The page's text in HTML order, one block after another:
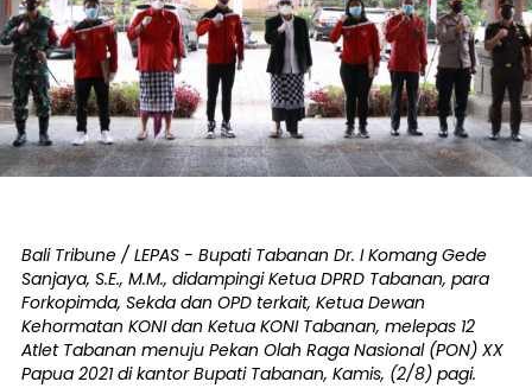
Bali Tribune / LEPAS - Bupati Tabanan Dr. I Komang Gede
Sanjaya, S.E., M.M., didampingi Ketua DPRD Tabanan, para
Forkopimda, Sekda dan OPD terkait, Ketua Dewan
Kehormatan KONI dan Ketua KONI Tabanan, melepas 12
Atlet Tabanan menuju Pekan Olah Raga Nasional (PON) XX
Papua 2021 di kantor Bupati Tabanan, Kamis, (2/8) pagi.